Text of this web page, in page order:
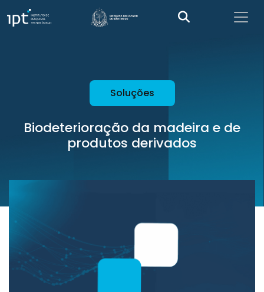
Soluções
Biodeterioração da madeira e de
produtos derivados